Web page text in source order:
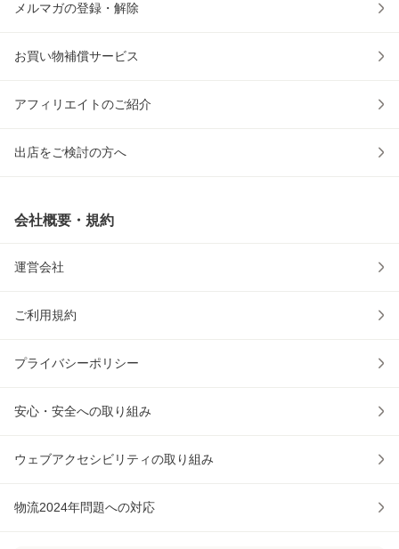
メルマガの登録・解除
お買い物補償サービス
アフィリエイトのご紹介
出店をご検討の方へ
会社概要・規約
運営会社
ご利用規約
プライバシーポリシー
安心・安全への取り組み
ウェブアクセシビリティの取り組み
物流2024年問題への対応